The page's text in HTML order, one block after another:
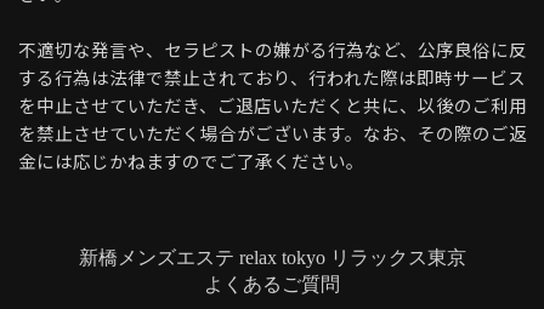
不適切な発言や、セラピストの嫌がる行為など、公序良俗に反
する行為は法律で禁止されており、行われた際は即時サービス
を中止させていただき、ご退店いただくと共に、以後のご利用
を禁止させていただく場合がございます。なお、その際のご返
金には応じかねますのでご了承ください。
新橋メンズエステ relax tokyo リラックス東京
よくあるご質問